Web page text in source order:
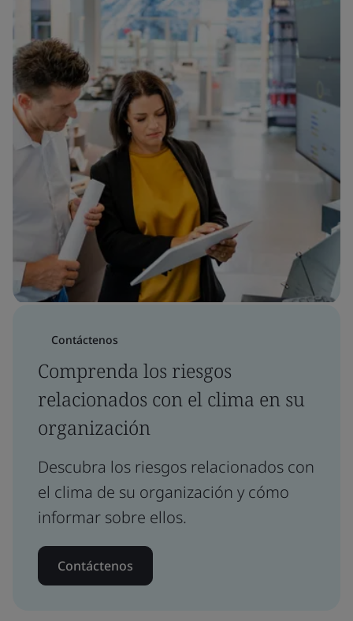
Contáctenos
Comprenda los riesgos
relacionados con el clima en su
organización
Descubra los riesgos relacionados con
el clima de su organización y cómo
informar sobre ellos.
Contáctenos